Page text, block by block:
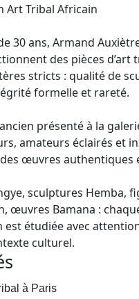
Art Tribal Africain
30 ans, Armand
des pièces d’art
stricts : qualité de
formelle et rareté.
présenté à la
amateurs éclairés et
œuvres authentiques
sculptures Hemba,
œuvres Bamana :
étudiée avec
culturel.
à Paris